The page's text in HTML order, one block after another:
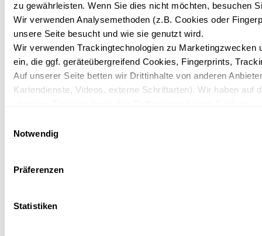
zu gewährleisten. Wenn Sie dies nicht möchten, besuchen
Wir verwenden Analysemethoden (z.B. Cookies oder
unsere Seite besucht und wie sie genutzt wird.
Wir verwenden Trackingtechnologien zu Marketingzwecken
ein, die ggf. geräteübergreifend Cookies, Fingerprints,
Auf unserer Seite betten wir Drittinhalte von anderen
Kartendienste, Videos, externe Schriftarten). Wir haben auf
Einwilligung mit Wirkung für die Zukunft widerrufen. Mehr
Notwendig
Präferenzen
Statistiken
Silvester 2026
IFA Alpenhof Wildental | Übernachtungen ab 1421,- €